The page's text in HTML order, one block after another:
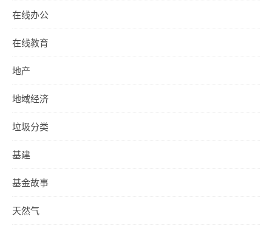
在线办公
在线教育
地产
地域经济
垃圾分类
基建
基金故事
天然气